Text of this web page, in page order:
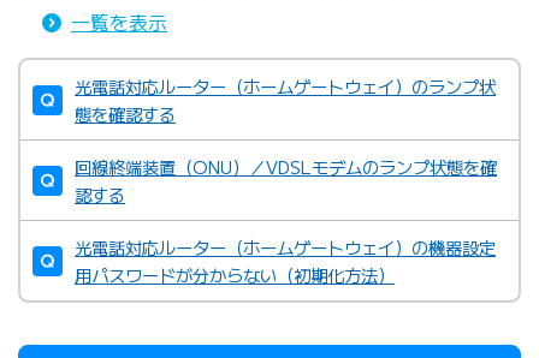
BIGLOBEがレンタル提供してい
る無線LANルーター
一覧を表示
光電話対応ルーター（ホームゲートウェイ）のランプ状
態を確認する
回線終端装置（ONU）／VDSLモデムのランプ状態を確
認する
光電話対応ルーター（ホームゲートウェイ）の機器設定
用パスワードが分からない（初期化方法）